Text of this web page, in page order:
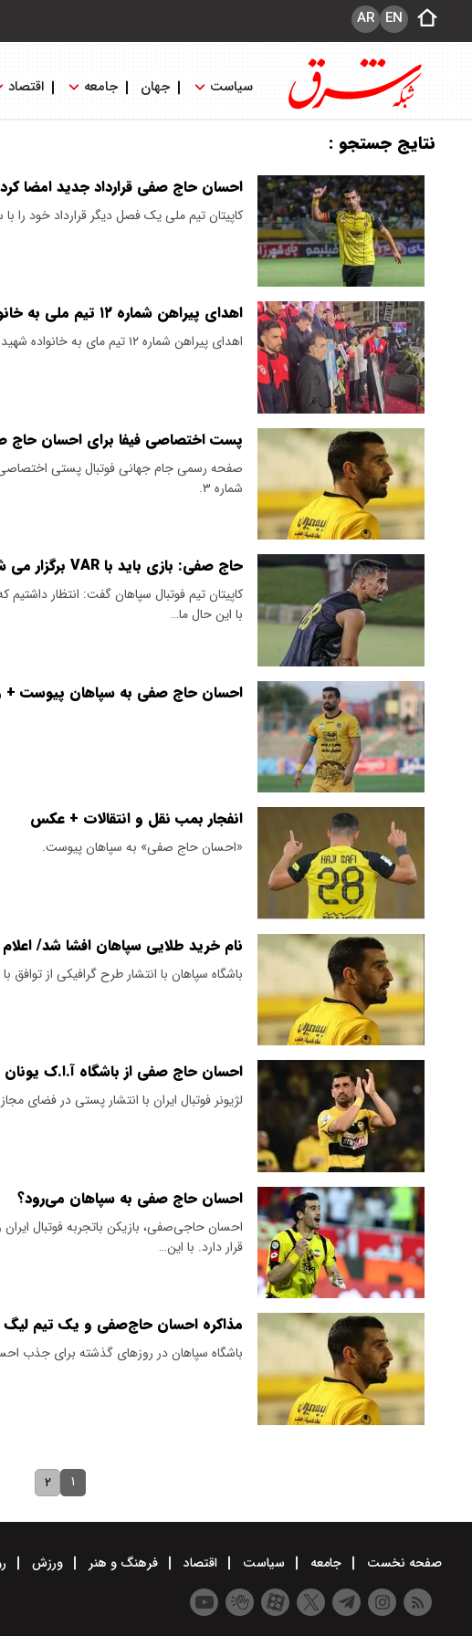
EN
AR
سیاست جهان جامعه اقتصاد
نتایج جستجو :
احسان حاج صفی قرارداد جدید امضا کرد
کاپیتان تیم ملی یک فصل دیگر قرارداد خود را
اهدای پیراهن شماره ۱۲ تیم ملی به خانواده شهید محمدزاده+ ویدئو
اهدای پیراهن شماره ۱۲ تیم مای به خانواده شهید امیرحسین محمدزاده توسط احسان حاج صفی را ببینید.
پست اختصاصی فیفا برای احسان حاج
صفحه رسمی جام جهانی فوتبال پستی
شماره ۳.
حاج صفی: بازی باید با VAR برگزار می شد
با این حال ما…
احسان حاج صفی به سپاهان پیوست +
انفجار بمب نقل و انتقالات + عکس
«احسان حاج صفی» به سپاهان پیوست.
نام خرید طلایی سپاهان افشا شد/
باشگاه سپاهان با انتشار طرح گرافیکی از
احسان حاج صفی از باشگاه آ.ا.ک
لژیونر فوتبال ایران با انتشار پستی در فضای
احسان حاج صفی به سپاهان می‌رود؟
احسان حاجی‌صفی، بازیکن باتجربه فوتبال
قرار دارد. با این…
مذاکره احسان حاج‌صفی و یک تیم لیگ
باشگاه سپاهان در روزهای گذشته برای جذب
۱ ۲
صفحه نخست جامعه سیاست اقتصاد فرهنگ و هنر ورزش